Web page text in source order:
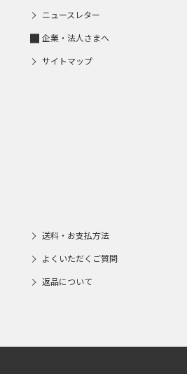
ニュースレター
企業・法人さまへ
サイトマップ
送料・お支払方法
よくいただくご質問
返品について